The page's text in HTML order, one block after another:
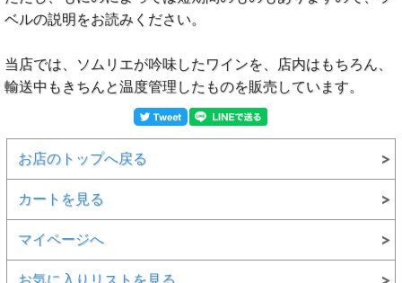
ベルの説明をお読みください。
当店では、ソムリエが吟味したワインを、店内はもちろん、
輸送中もきちんと温度管理したものを販売しています。
お店のトップへ戻る
カートを見る
マイページへ
お気に入りリストを見る